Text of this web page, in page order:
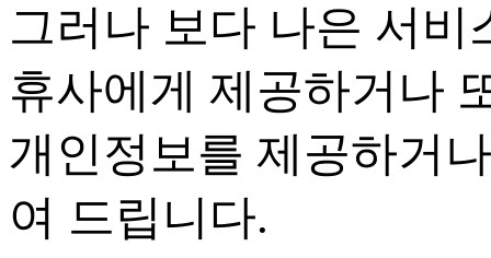
그러나 보다 나은 서
휴사에게 제공하거나
개인정보를 제공하거
여 드립니다.